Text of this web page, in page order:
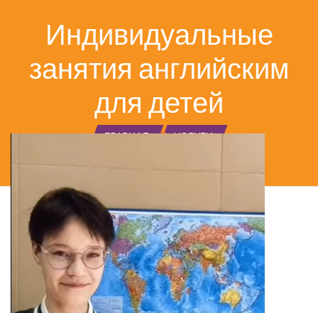
Индивидуальные
занятия английским
для детей
ГЛАВНАЯ УСЛУГИ